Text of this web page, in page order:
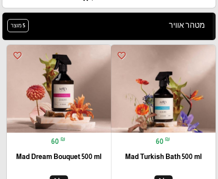
מטהר אוויר 5 מוצר
favorite_border
60 ₪
Mad Turkish Bath 500 ml
favorite_border
60 ₪
Mad Dream Bouquet 500 ml